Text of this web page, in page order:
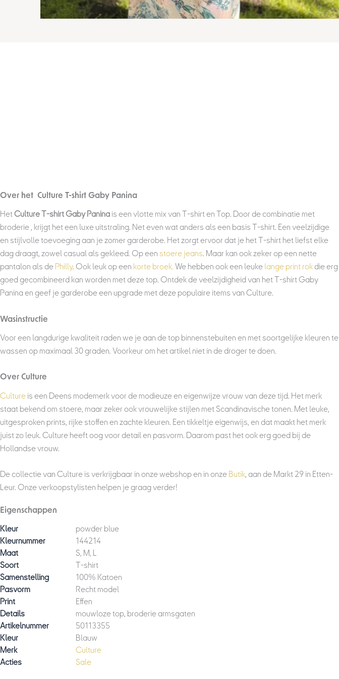
Over het Culture T-shirt Gaby Panina
HetCulture T-shirt Gaby Paninais een vlotte mix van T-shirt en Top. Door de combinatie met
broderie , krijgt het een luxe uitstraling. Net even wat anders als een basis T-shirt. Een veelzijdige
en stijlvolle toevoeging aan je zomer garderobe. Het zorgt ervoor dat je het T-shirt het liefst elke
dag draagt, zowel casual als gekleed. Op een stoere jeans. Maar kan ook zeker op een nette
pantalon als de Philly. Ook leuk op een korte broek. We hebben ook een leuke lange print rokdie erg
goed gecombineerd kan worden met deze top. Ontdek de veelzijdigheid van het T-shirt Gaby
Panina en geef je garderobe een upgrade met deze populaire items van Culture.
Wasinstructie
Voor een langdurige kwaliteit raden we je aan de top binnenstebuiten en met soortgelijke kleuren te
wassen op maximaal 30 graden. Voorkeur om het artikel niet in de droger te doen.
Over Culture
Cultureis een Deens modemerk voor de modieuze en eigenwijze vrouw van deze tijd. Het merk
staat bekend om stoere, maar zeker ook vrouwelijke stijlen met Scandinavische tonen. Met leuke,
uitgesproken prints, rijke stoffen en zachte kleuren. Een tikkeltje eigenwijs, en dat maakt het merk
juist zo leuk. Culture heeft oog voor detail en pasvorm. Daarom past het ook erg goed bij de
Hollandse vrouw.
De collectie van Culture is verkrijgbaar in onze webshop en in onze Butik, aan de Markt 29 in Etten-
Leur. Onze verkoopstylisten helpen je graag verder!
Eigenschappen
Kleur
powder blue
Kleurnummer
144214
Maat
S, M, L
Soort
T-shirt
Samenstelling
100% Katoen
Pasvorm
Recht model
Print
Effen
Details
mouwloze top, broderie armsgaten
Artikelnummer
50113355
Kleur
Blauw
Merk
Culture
Acties
Sale